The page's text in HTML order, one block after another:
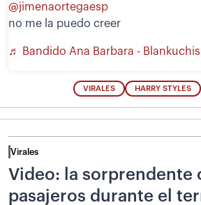
@jimenaortegaesp
no me la puedo creer
♬ Bandido Ana Barbara - Blankuchis
VIRALES HARRY STYLES
Virales
Video: la sorprendente
pasajeros durante el